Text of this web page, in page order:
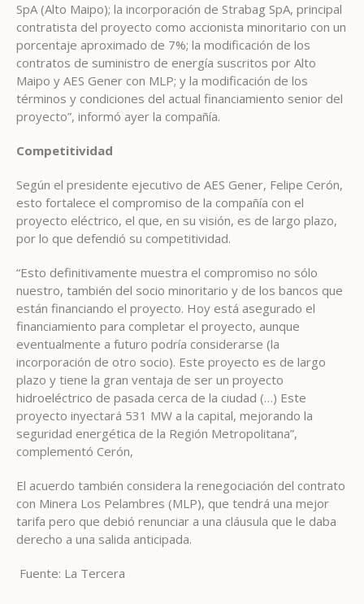
SpA (Alto Maipo); la incorporación de Strabag SpA, principal
contratista del proyecto como accionista minoritario con un
porcentaje aproximado de 7%; la modificación de los
contratos de suministro de energía suscritos por Alto
Maipo y AES Gener con MLP; y la modificación de los
términos y condiciones del actual financiamiento senior del
proyecto”, informó ayer la compañía.
Competitividad
Según el presidente ejecutivo de AES Gener, Felipe Cerón,
esto fortalece el compromiso de la compañía con el
proyecto eléctrico, el que, en su visión, es de largo plazo,
por lo que defendió su competitividad.
“Esto definitivamente muestra el compromiso no sólo
nuestro, también del socio minoritario y de los bancos que
están financiando el proyecto. Hoy está asegurado el
financiamiento para completar el proyecto, aunque
eventualmente a futuro podría considerarse (la
incorporación de otro socio). Este proyecto es de largo
plazo y tiene la gran ventaja de ser un proyecto
hidroeléctrico de pasada cerca de la ciudad (…) Este
proyecto inyectará 531 MW a la capital, mejorando la
seguridad energética de la Región Metropolitana”,
complementó Cerón,
El acuerdo también considera la renegociación del contrato
con Minera Los Pelambres (MLP), que tendrá una mejor
tarifa pero que debió renunciar a una cláusula que le daba
derecho a una salida anticipada.
Fuente: La Tercera